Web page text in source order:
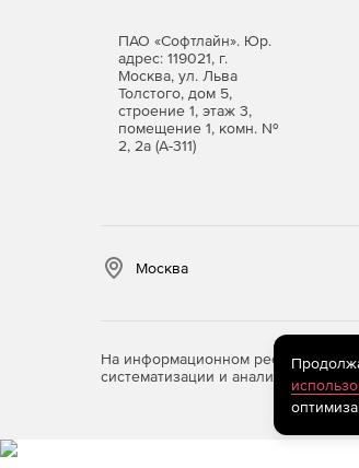
ПАО «Софтлайн». Юр.
адрес: 119021, г.
Москва, ул. Льва
Толстого, дом 5,
строение 1, этаж 3,
помещение 1, комн. №
2, 2а (А-311)
Москва
На информационном ресурсе
систематизации и анализа